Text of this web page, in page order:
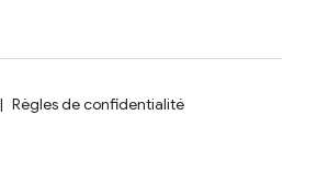
Règles de confidentialité